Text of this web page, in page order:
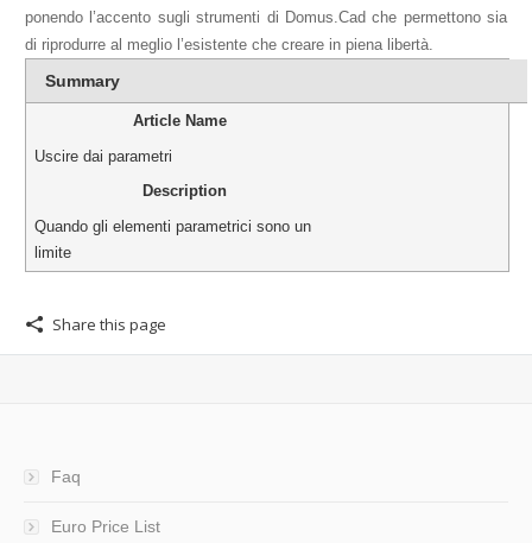
ponendo l’accento sugli strumenti di Domus.Cad che permettono sia
di riprodurre al meglio l’esistente che creare in piena libertà.
Summary
Article Name
Uscire dai parametri
Description
Quando gli elementi parametrici sono un
limite
Share this page
Faq
Euro Price List